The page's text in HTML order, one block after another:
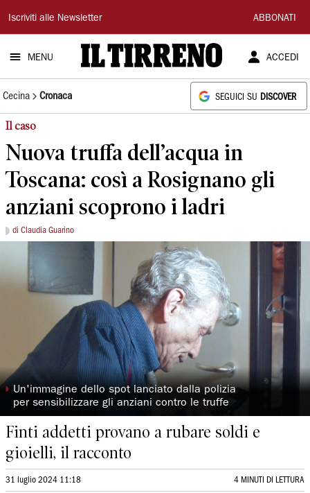
Il
Tirreno
Iscriviti alle Newsletter ABBONATI
MENU ACCEDI
Cecina Cronaca SEGUICI SU DISCOVER
Il caso
Nuova truffa dell’acqua in
Toscana: così a Rosignano gli
anziani scoprono i ladri
di Claudia Guarino
◗ Un'immagine dello spot lanciato dalla polizia
per sensibilizzare gli anziani contro le truffe
Finti addetti provano a rubare soldi e
gioielli, il racconto
31 luglio 2024 11:18 4 MINUTI DI LETTURA